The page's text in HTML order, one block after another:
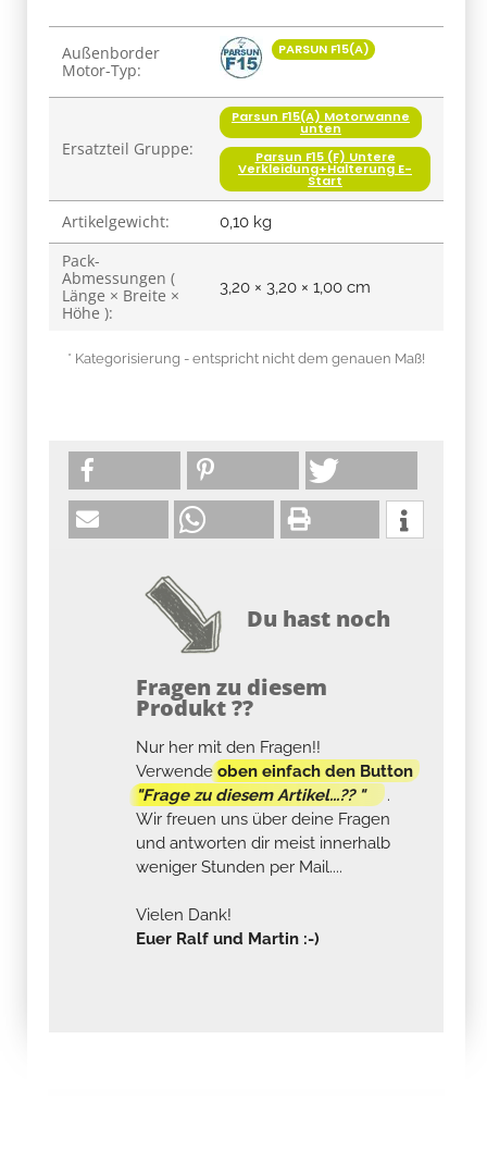
Produkteigenschaft
Wert
Außenborder
Motor-Typ:
PARSUN F15(A)
Ersatzteil Gruppe:
Parsun F15(A) Motorwanne
unten
Parsun F15 (F) Untere
Verkleidung+Halterung E-
Start
Artikelgewicht: 0,10 kg
Pack-
Abmessungen (
Länge × Breite ×
Höhe ):
3,20 × 3,20 × 1,00 cm
* Kategorisierung - entspricht nicht dem genauen Maß!
Du hast noch
Fragen zu diesem
Produkt ??
Nur her mit den Fragen!!
Verwendeoben einfach den Button
"Frage zu diesem Artikel...?? "
.
Wir freuen uns über deine Fragen
und antworten dir meist innerhalb
weniger Stunden per Mail....
Vielen Dank!
Euer Ralf und Martin :-)